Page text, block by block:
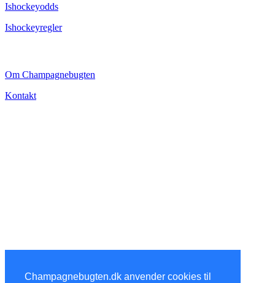
Champagnebugten.dk anvender cookies til
Ishockeyodds
Ishockeyregler
Om Champagnebugten
Kontakt